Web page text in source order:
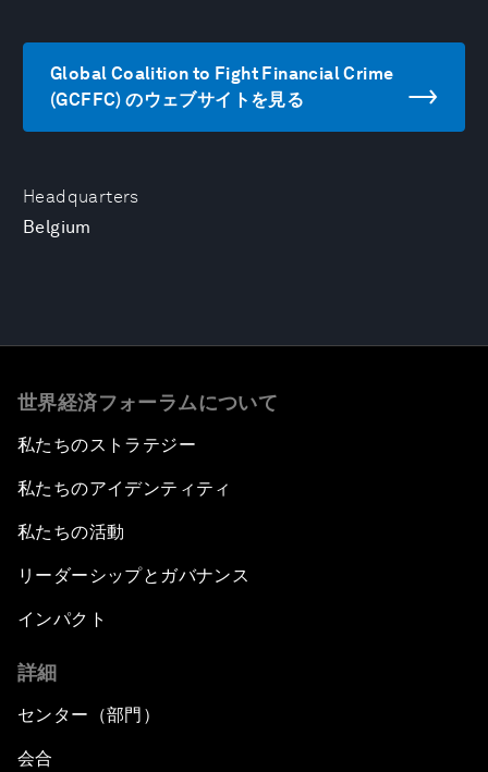
Headquarters
Belgium
Global Coalition to Fight Financial Crime
(GCFFC) のウェブサイトを見る
世界経済フォーラムについて
私たちのストラテジー
私たちのアイデンティティ
私たちの活動
リーダーシップとガバナンス
インパクト
詳細
センター（部門）
会合